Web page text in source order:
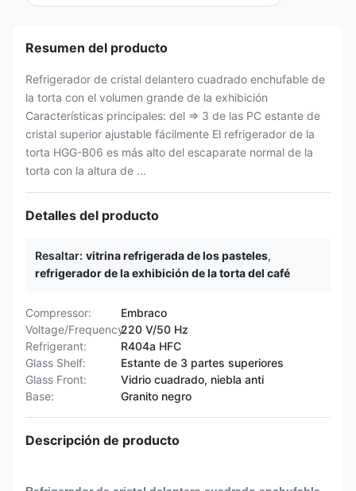
Resumen del producto
Refrigerador de cristal delantero cuadrado enchufable de
la torta con el volumen grande de la exhibición
Características principales: del ⇒ 3 de las PC estante de
cristal superior ajustable fácilmente El refrigerador de la
torta HGG-B06 es más alto del escaparate normal de la
torta con la altura de ...
Detalles del producto
Resaltar: vitrina refrigerada de los pasteles,
refrigerador de la exhibición de la torta del café
Compressor:
Embraco
Voltage/Frequency:220 V/50 Hz
Refrigerant:
R404a HFC
Glass Shelf:
Estante de 3 partes superiores
Glass Front:
Vidrio cuadrado, niebla anti
Base:
Granito negro
Descripción de producto